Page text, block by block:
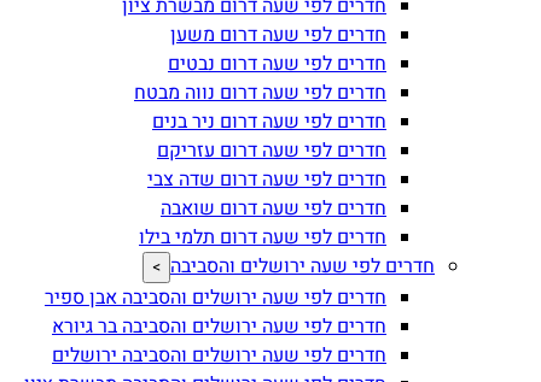
חדרים לפי שעה דרום מבשרת ציון
חדרים לפי שעה דרום משען
חדרים לפי שעה דרום נבטים
חדרים לפי שעה דרום נווה מבטח
חדרים לפי שעה דרום ניר בנים
חדרים לפי שעה דרום עזריקם
חדרים לפי שעה דרום שדה צבי
חדרים לפי שעה דרום שואבה
חדרים לפי שעה דרום תלמי בילו
חדרים לפי שעה ירושלים והסביבה >
חדרים לפי שעה ירושלים והסביבה אבן ספיר
חדרים לפי שעה ירושלים והסביבה בר גיורא
חדרים לפי שעה ירושלים והסביבה ירושלים